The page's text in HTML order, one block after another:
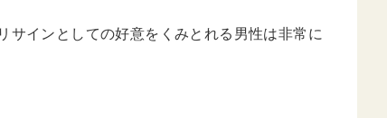
サインとしての好意をくみとれる男性は非常に